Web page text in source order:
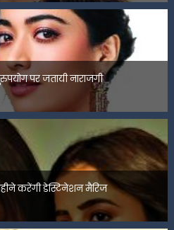
पर जतायी नाराजगी
करेंगी डेस्टिनेशन मैरिज